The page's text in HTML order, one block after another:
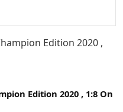
Edition 2020 , 1:8 On